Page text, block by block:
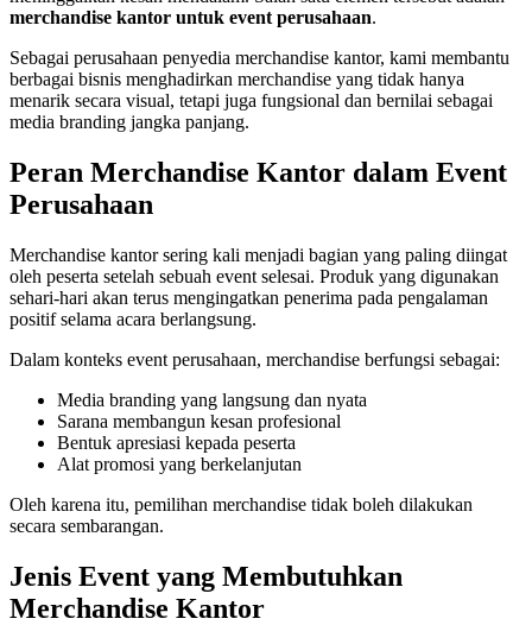
merchandise kantor untuk event perusahaan.
Sebagai perusahaan penyedia merchandise kantor, kami membantu
berbagai bisnis menghadirkan merchandise yang tidak hanya
menarik secara visual, tetapi juga fungsional dan bernilai sebagai
media branding jangka panjang.
Peran Merchandise Kantor dalam Event
Perusahaan
Merchandise kantor sering kali menjadi bagian yang paling diingat
oleh peserta setelah sebuah event selesai. Produk yang digunakan
sehari-hari akan terus mengingatkan penerima pada pengalaman
positif selama acara berlangsung.
Dalam konteks event perusahaan, merchandise berfungsi sebagai:
Media branding yang langsung dan nyata
Sarana membangun kesan profesional
Bentuk apresiasi kepada peserta
Alat promosi yang berkelanjutan
Oleh karena itu, pemilihan merchandise tidak boleh dilakukan
secara sembarangan.
Jenis Event yang Membutuhkan
Merchandise Kantor